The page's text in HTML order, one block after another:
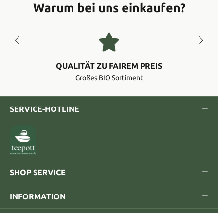
Warum bei uns einkaufen?
QUALITÄT ZU FAIREM PREIS
Großes BIO Sortiment
SERVICE-HOTLINE
SHOP SERVICE
INFORMATION